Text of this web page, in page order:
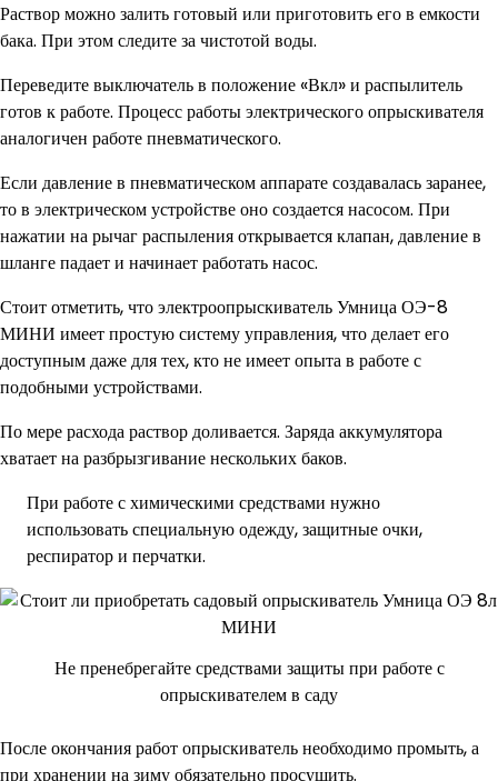
Раствор можно залить готовый или приготовить его в емкости
бака. При этом следите за чистотой воды.
Переведите выключатель в положение «Вкл» и распылитель
готов к работе. Процесс работы электрического опрыскивателя
аналогичен работе пневматического.
Если давление в пневматическом аппарате создавалась заранее,
то в электрическом устройстве оно создается насосом. При
нажатии на рычаг распыления открывается клапан, давление в
шланге падает и начинает работать насос.
Стоит отметить, что электроопрыскиватель Умница ОЭ-8
МИНИ имеет простую систему управления, что делает его
доступным даже для тех, кто не имеет опыта в работе с
подобными устройствами.
По мере расхода раствор доливается. Заряда аккумулятора
хватает на разбрызгивание нескольких баков.
При работе с химическими средствами нужно
использовать специальную одежду, защитные очки,
респиратор и перчатки.
Не пренебрегайте средствами защиты при работе с
опрыскивателем в саду
После окончания работ опрыскиватель необходимо промыть, а
при хранении на зиму обязательно просушить.